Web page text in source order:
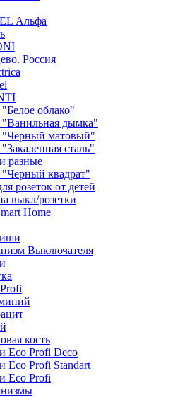
Альфа
Россия
облако"
"Ванильная дымка"
"Черный матовый"
сталь"
разные
квадрат"
розеток от детей
выкл/розетки
Home
Выключателя
кость
Eco Profi Deco
Eco Profi Standart
Eco Profi